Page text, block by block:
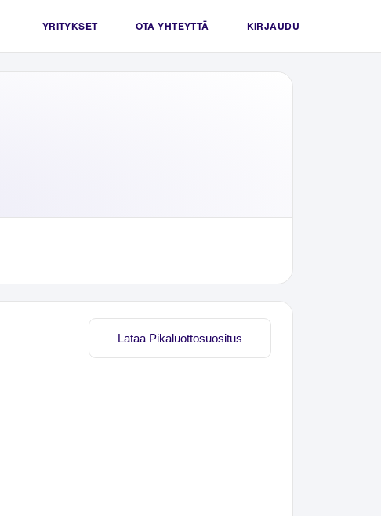
YRITYKSET OTA YHTEYTTÄ KIRJAUDU
Lataa Pikaluottosuositus